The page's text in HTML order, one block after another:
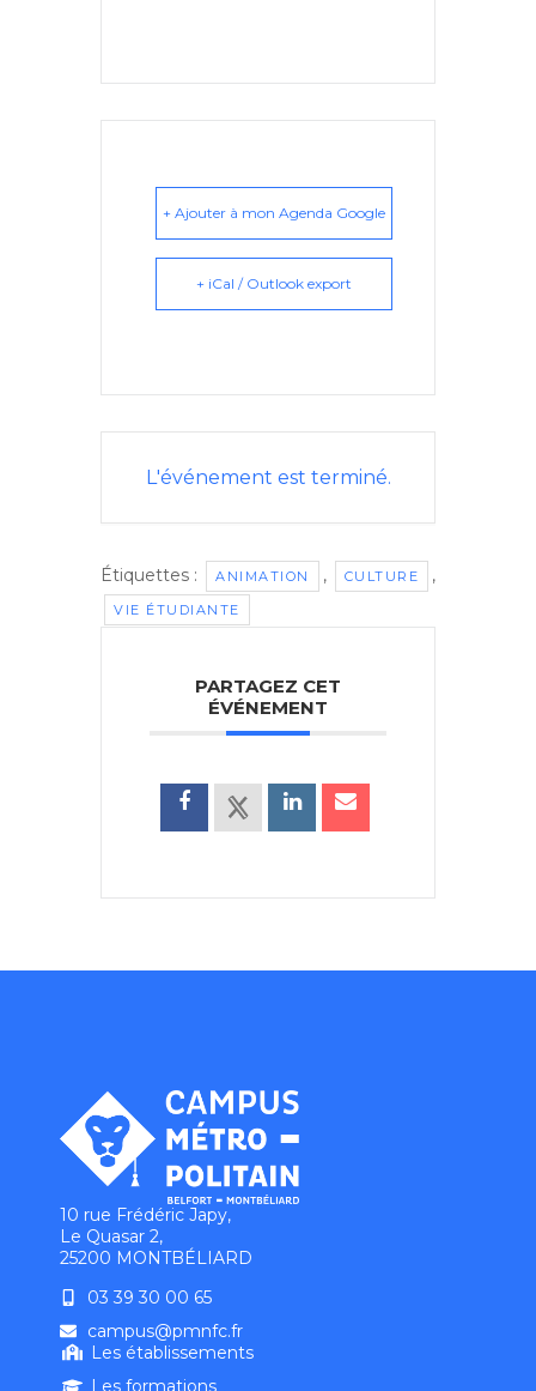
+ Ajouter à mon Agenda Google
+ iCal / Outlook export
L'événement est terminé.
Étiquettes : ANIMATION , CULTURE ,
VIE ÉTUDIANTE
PARTAGEZ CET
ÉVÉNEMENT
10 rue Frédéric Japy,
Le Quasar 2,
25200 MONTBÉLIARD
03 39 30 00 65
campus@pmnfc.fr
Les établissements
Les formations